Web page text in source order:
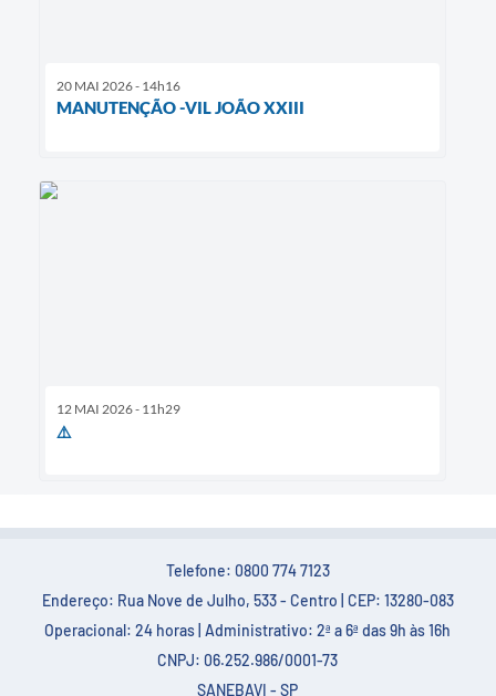
20 MAI 2026 - 14h16
MANUTENÇÃO -VIL JOÃO XXIII
12 MAI 2026 - 11h29
⚠️
Telefone: 0800 774 7123
Endereço: Rua Nove de Julho, 533 - Centro | CEP: 13280-083
Operacional: 24 horas | Administrativo: 2ª a 6ª das 9h às 16h
CNPJ: 06.252.986/0001-73
SANEBAVI - SP